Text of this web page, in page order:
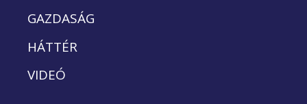
GAZDASÁG
HÁTTÉR
VIDEÓ